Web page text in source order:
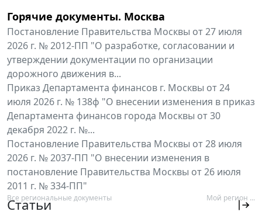
Горячие документы. Москва
Постановление Правительства Москвы от 27 июля
2026 г. № 2012-ПП "О разработке, согласовании и
утверждении документации по организации
дорожного движения в...
Приказ Департамента финансов г. Москвы от 24
июля 2026 г. № 138ф "О внесении изменения в приказ
Департамента финансов города Москвы от 30
декабря 2022 г. №...
Постановление Правительства Москвы от 28 июля
2026 г. № 2037-ПП "О внесении изменения в
постановление Правительства Москвы от 26 июля
2011 г. № 334-ПП"
Все региональные документы Мой регион ...
Статьи